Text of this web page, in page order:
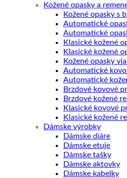
Kožené opasky a
Kožené opasky s
Automatické
Automatické
Klasické kožené
Klasické kožené
Kožené opasky
Automatické
Automatické
Brzdové kovové
Brzdové kožené
Klasické kovové
Klasické kožené
Dámske výrobky
Dámske diáre
Dámske etuje
Dámske tašky
Dámske aktovky
Dámske kabelky